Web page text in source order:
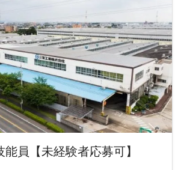
員【未経験者応募可】